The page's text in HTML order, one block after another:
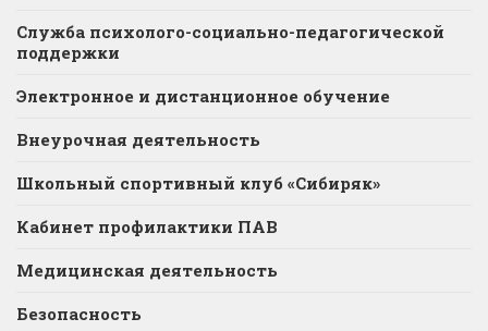
Служба психолого-социально-педагогической
поддержки
Электронное и дистанционное обучение
Внеурочная деятельность
Школьный спортивный клуб «Сибиряк»
Кабинет профилактики ПАВ
Медицинская деятельность
Безопасность